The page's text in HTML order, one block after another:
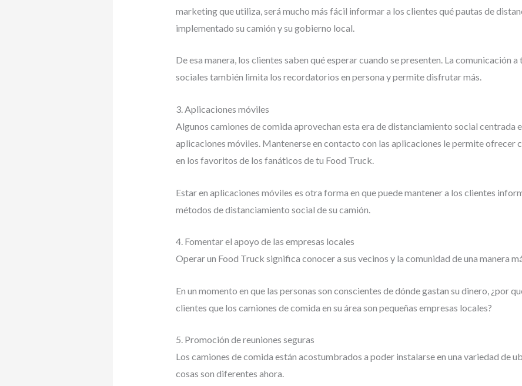
marketing que utiliza, será mucho más fácil informar a los clientes qué pautas de
implementado su camión y su gobierno local.
De esa manera, los clientes saben qué esperar cuando se presenten. La comunicación a
sociales también limita los recordatorios en persona y permite disfrutar más.
3. Aplicaciones móviles
Algunos camiones de comida aprovechan esta era de distanciamiento social centrada
aplicaciones móviles. Mantenerse en contacto con las aplicaciones le permite ofrecer
en los favoritos de los fanáticos de tu Food Truck.
Estar en aplicaciones móviles es otra forma en que puede mantener a los clientes
métodos de distanciamiento social de su camión.
4. Fomentar el apoyo de las empresas locales
Operar un Food Truck significa conocer a sus vecinos y la comunidad de una manera
En un momento en que las personas son conscientes de dónde gastan su dinero, ¿por
clientes que los camiones de comida en su área son pequeñas empresas locales?
5. Promoción de reuniones seguras
Los camiones de comida están acostumbrados a poder instalarse en una variedad de
cosas son diferentes ahora.